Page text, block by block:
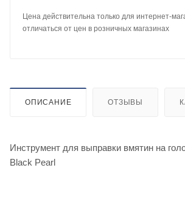
Цена действительна только для интернет-
отличаться от цен в розничных магазинах
ОПИСАНИЕ ОТЗЫВЫ
Инструмент для выправки вмятин на
Black Pearl